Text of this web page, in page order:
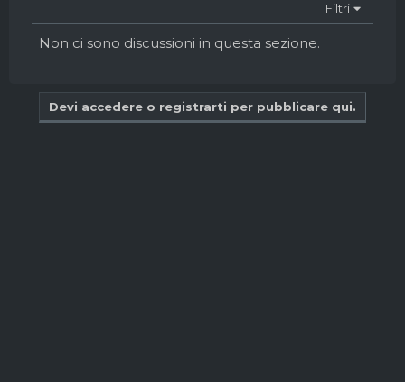
Filtri
Non ci sono discussioni in questa sezione.
Devi accedere o registrarti per pubblicare qui.